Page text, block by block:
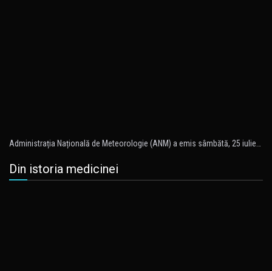
Administrația Națională de Meteorologie (ANM) a emis sâmbătă, 25 iulie…
Din istoria medicinei